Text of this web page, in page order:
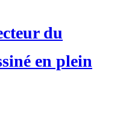
du
en plein